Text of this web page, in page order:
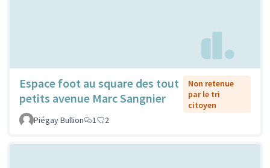
Espace foot au square des tout
petits avenue Marc Sangnier
Non retenue
par le tri
citoyen
Piégay Bullion
1 2